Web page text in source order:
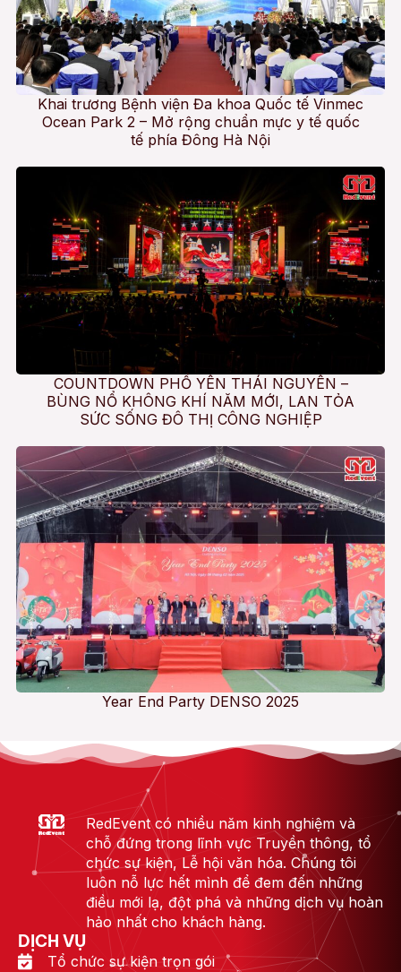
Khai trương Bệnh viện Đa khoa Quốc tế Vinmec
Ocean Park 2 – Mở rộng chuẩn mực y tế quốc
tế phía Đông Hà Nội
COUNTDOWN PHỔ YÊN THÁI NGUYÊN –
BÙNG NỔ KHÔNG KHÍ NĂM MỚI, LAN TỎA
SỨC SỐNG ĐÔ THỊ CÔNG NGHIỆP
Year End Party DENSO 2025
RedEvent có nhiều năm kinh nghiệm và
chỗ đứng trong lĩnh vực Truyền thông, tổ
chức sự kiện, Lễ hội văn hóa. Chúng tôi
luôn nỗ lực hết mình để đem đến những
điều mới lạ, đột phá và những dịch vụ hoàn
hảo nhất cho khách hàng.
DỊCH VỤ
Tổ chức sự kiện trọn gói